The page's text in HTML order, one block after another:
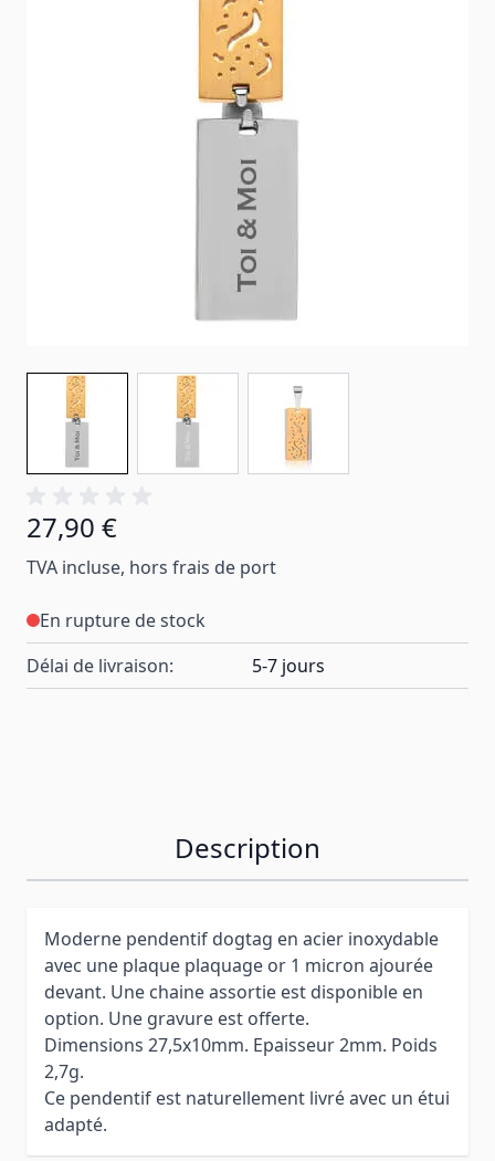
27,90 €
TVA incluse, hors frais de port
En rupture de stock
Délai de livraison:
5-7 jours
Description
Moderne pendentif dogtag en acier inoxydable
avec une plaque plaquage or 1 micron ajourée
devant. Une chaine assortie est disponible en
option. Une gravure est offerte.
Dimensions 27,5x10mm. Epaisseur 2mm. Poids
2,7g.
Ce pendentif est naturellement livré avec un étui
adapté.